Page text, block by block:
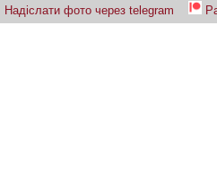
Надіслати фото через telegram